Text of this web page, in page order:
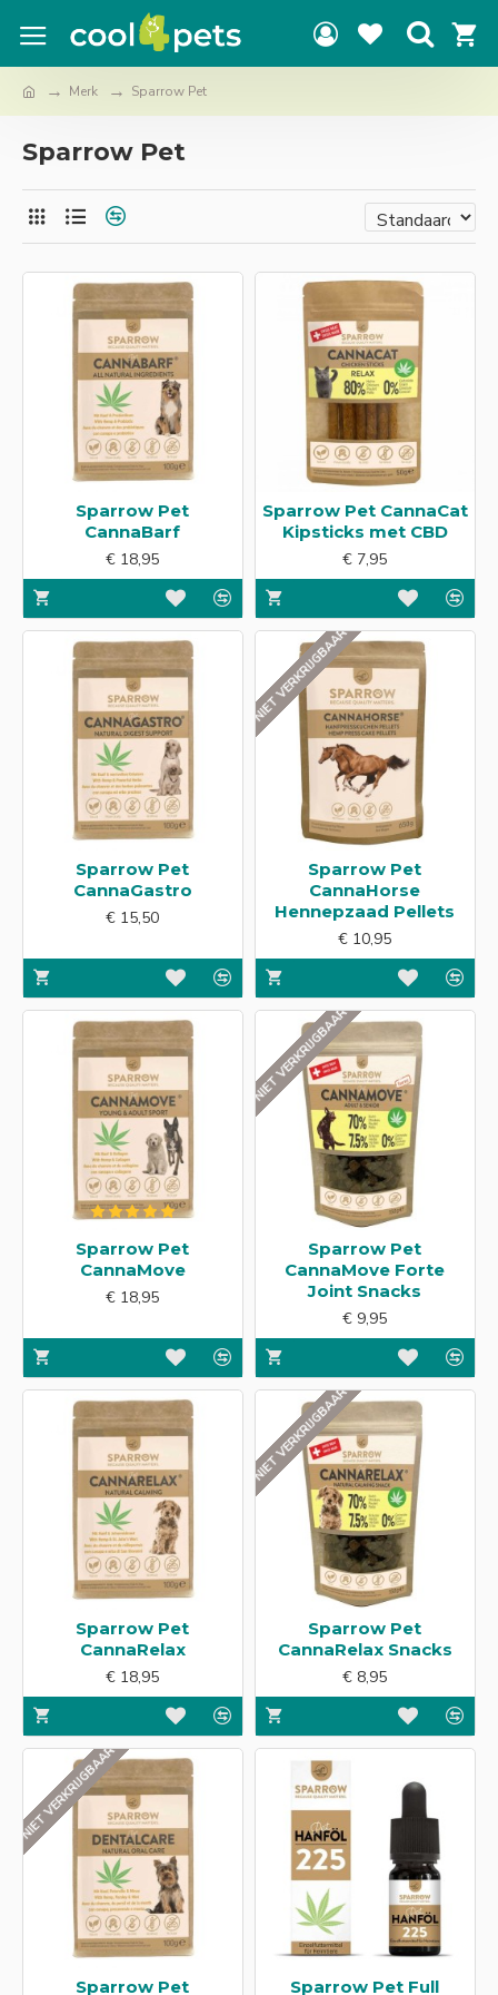
Merk Sparrow Pet
Sparrow Pet
Sparrow Pet
CannaBarf
€ 18,95
Sparrow Pet CannaCat
Kipsticks met CBD
€ 7,95
Sparrow Pet
CannaGastro
€ 15,50
NIET VERKRIJGBAAR
Sparrow Pet
CannaHorse
Hennepzaad Pellets
€ 10,95
Sparrow Pet
CannaMove
€ 18,95
NIET VERKRIJGBAAR
Sparrow Pet
CannaMove Forte
Joint Snacks
€ 9,95
Sparrow Pet
CannaRelax
€ 18,95
NIET VERKRIJGBAAR
Sparrow Pet
CannaRelax Snacks
€ 8,95
NIET VERKRIJGBAAR
Sparrow Pet Sparrow Pet Full